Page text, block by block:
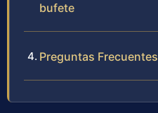
bufete
Preguntas Frecuentes